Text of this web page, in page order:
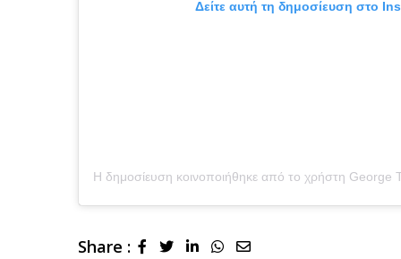
Δείτε αυτή τη δημοσίευση στο
Share : LinkedInWhatsapp
Share